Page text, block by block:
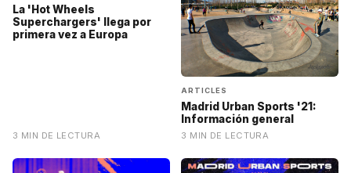
La 'Hot Wheels
Superchargers' llega por
primera vez a Europa
3 MIN DE LECTURA
ARTICLES
Madrid Urban Sports '21:
Información general
3 MIN DE LECTURA